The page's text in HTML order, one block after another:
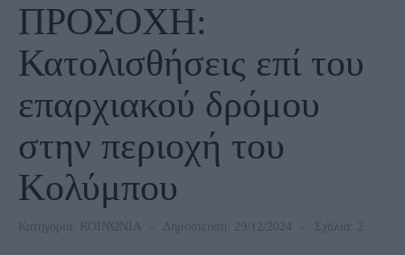
ΠΡΟΣΟΧΗ:
Κατολισθήσεις επί του
επαρχιακού δρόμου
στην περιοχή του
Κολύμπου
Κατηγορία: ΚΟΙΝΩΝΙΑ Δημοσίευση: 29/12/2024 Σχόλια: 2